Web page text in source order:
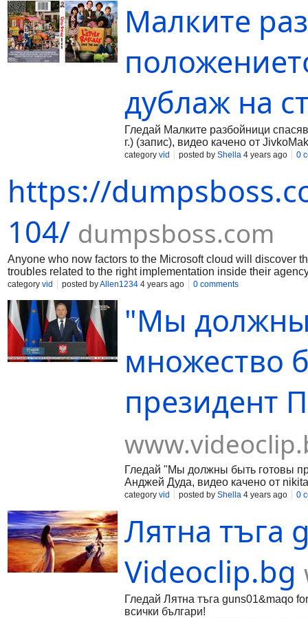
Малките
дублаж на
Гледай Малките разбойници
г.) (запис), видео качено от
category vid posted by Shella 4 years ago 0
https://
104/ dumpsboss.com
Anyone who now factors to the Microsoft cloud will discover
troubles related to the right implementation inside their
optimization, governance, etc. Definitely, the sheep at five,
principles may be very beneficial in order now no longer to
structure. If you need to take the flip of the Cloud and
certification.
category vid posted byAllen1234 4 years ago 0 comments
"Мы должны
множество
президент
Гледай "Мы должны быть готовы
Анджей Дуда, видео качено от
category vid posted by Shella 4 years ago 0
Лятна тъга
Videoclip.bg
Гледай Лятна тъга guns01&maqo
всички българи!